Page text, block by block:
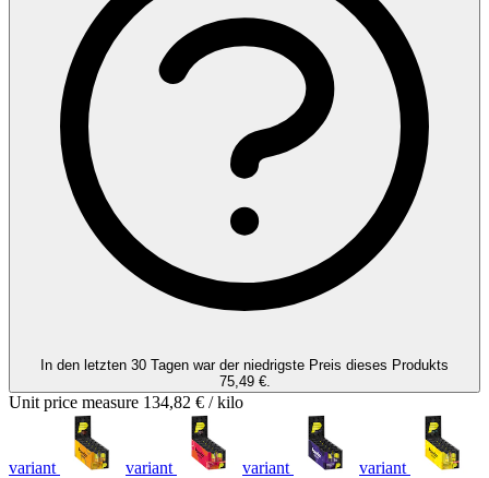
In den letzten 30 Tagen war der niedrigste Preis dieses Produkts
75,49 €.
Unit price measure 134,82 € / kilo
variant variant variant variant